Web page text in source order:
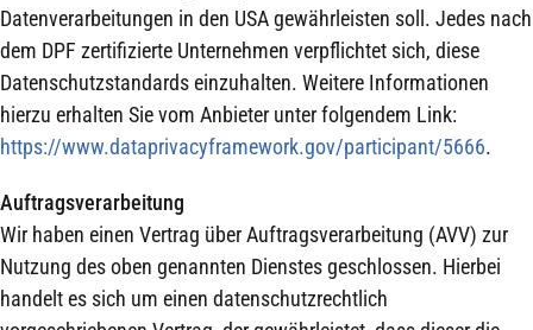
Datenverarbeitungen in den USA gewährleisten soll. Jedes nach
dem DPF zertifizierte Unternehmen verpflichtet sich, diese
Datenschutzstandards einzuhalten. Weitere Informationen
hierzu erhalten Sie vom Anbieter unter folgendem Link:
https://www.dataprivacyframework.gov/participant/5666.
Auftragsverarbeitung
Wir haben einen Vertrag über Auftragsverarbeitung (AVV) zur
Nutzung des oben genannten Dienstes geschlossen. Hierbei
handelt es sich um einen datenschutzrechtlich